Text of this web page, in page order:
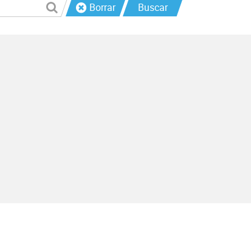
Borrar Buscar